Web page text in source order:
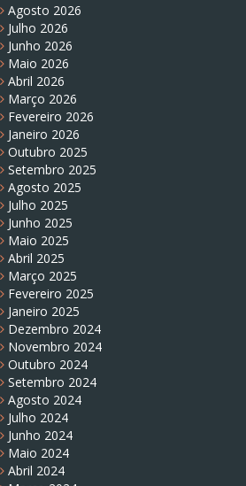
Agosto 2026
Julho 2026
Junho 2026
Maio 2026
Abril 2026
Março 2026
Fevereiro 2026
Janeiro 2026
Outubro 2025
Setembro 2025
Agosto 2025
Julho 2025
Junho 2025
Maio 2025
Abril 2025
Março 2025
Fevereiro 2025
Janeiro 2025
Dezembro 2024
Novembro 2024
Outubro 2024
Setembro 2024
Agosto 2024
Julho 2024
Junho 2024
Maio 2024
Abril 2024